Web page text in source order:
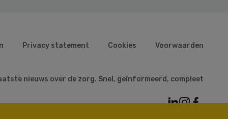
Privacy statement Cookies Voorwaarden
nieuws over de zorg. Snel, geïnformeerd, compleet